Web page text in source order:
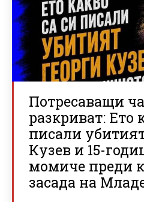
Потресаващи
разкриват: Ето
писали
Кузев и 15-
момиче преди
засада на